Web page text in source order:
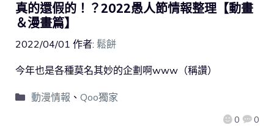
真的還假的！？2022愚人節情報整理【動畫
＆漫畫篇】
2022/04/01 作者: 鬆餅
0 0
今年也是各種莫名其妙的企劃啊www（稱讚）
動漫情報 、 Qoo獨家